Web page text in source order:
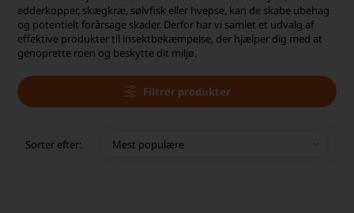
Dansk lager
30 dages returret
1040+ glade kunder på Trustpilot
edderkopper, skægkræ, sølvfisk eller hvepse, kan de skabe ubehag
og potentielt forårsage skader. Derfor har vi samlet et udvalg af
effektive produkter til insektbekæmpelse, der hjælper dig med at
genoprette roen og beskytte dit miljø.
Filtrer produkter
Sorter efter: